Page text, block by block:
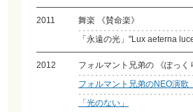
2011
舞楽 《賛命楽》
「永遠の光」"Lux aeterna
2012
フォルマント兄弟の 《ぽっく
フォルマント兄弟のNEO演歌
「光のない」